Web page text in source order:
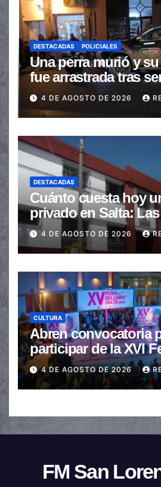
DESTACADAS POLICIALES
Una perra murió y
fue arrastrada tras
en la senda peatonal
4 DE AGOSTO DE 2026
DESTACADAS
Cuánto cuesta hoy
privado en Salta:
de $110.000 a más
4 DE AGOSTO DE 2026
CULTURA
Abren convocatoria
participar de la XVI
de Salta
4 DE AGOSTO DE 2026
FM San